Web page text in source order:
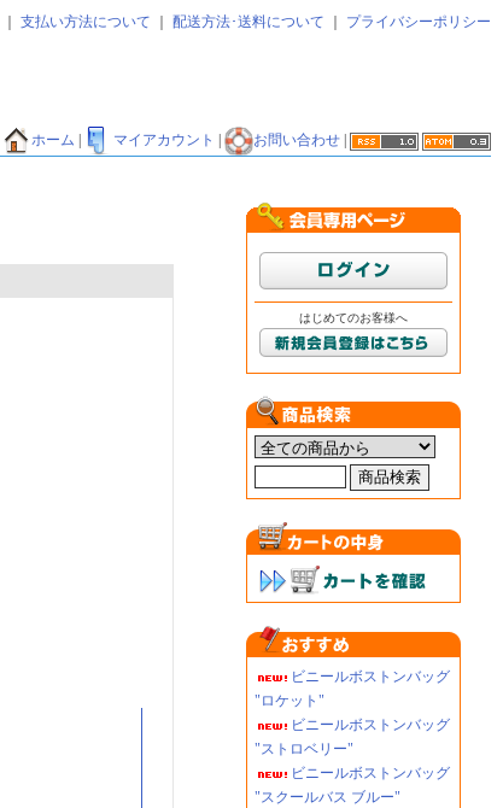
支払い方法について 配送方法･送料について プライバシーポリシー
ホーム | マイアカウント | お問い合わせ |
はじめてのお客様へ
ビニールボストンバッグ
"ロケット"
ビニールボストンバッグ
"ストロベリー"
ビニールボストンバッグ
"スクールバス ブルー"